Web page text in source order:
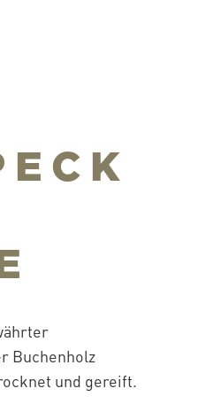
Buchenholz
und gereift.